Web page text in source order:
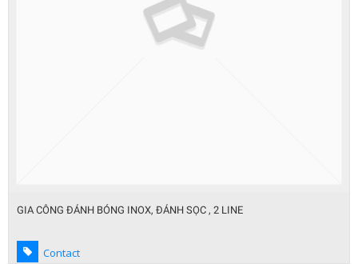
xử lý làm mới bề mặt inox các loại
Contact